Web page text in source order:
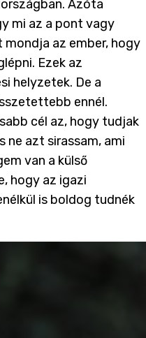
Azóta
mi az a pont vagy
az ember, hogy
Ezek az
helyzetek. De a
ennél.
cél az, hogy tudjak
ne azt sirassam, ami
van a külső
hogy az igazi
is boldog tudnék